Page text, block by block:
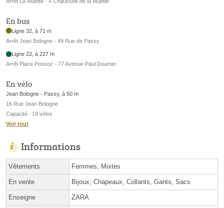
En bus
Ligne 32, à 71 m
Arrêt Jean Bologne - 49 Rue de Passy
Ligne 22, à 227 m
Arrêt Place Possoz - 77 Avenue Paul Doumer
En vélo
Jean Bologne - Passy, à 50 m
16 Rue Jean Bologne
Capacité : 19 vélos
Voir tout
Informations
Vêtements Femmes, Mixtes
En vente Bijoux, Chapeaux, Collants, Gants, Sacs
Enseigne ZARA